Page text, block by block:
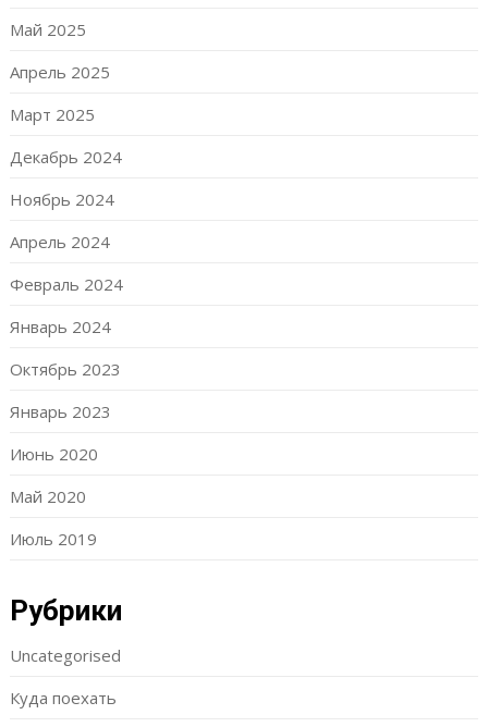
Май 2025
Апрель 2025
Март 2025
Декабрь 2024
Ноябрь 2024
Апрель 2024
Февраль 2024
Январь 2024
Октябрь 2023
Январь 2023
Июнь 2020
Май 2020
Июль 2019
Рубрики
Uncategorised
Куда поехать